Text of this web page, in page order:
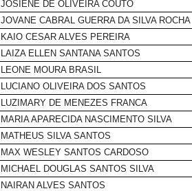
JOSIENE DE OLIVEIRA COUTO
JOVANE CABRAL GUERRA DA SILVA ROCHA
KAIO CESAR ALVES PEREIRA
LAIZA ELLEN SANTANA SANTOS
LEONE MOURA BRASIL
LUCIANO OLIVEIRA DOS SANTOS
LUZIMARY DE MENEZES FRANCA
MARIA APARECIDA NASCIMENTO SILVA
MATHEUS SILVA SANTOS
MAX WESLEY SANTOS CARDOSO
MICHAEL DOUGLAS SANTOS SILVA
NAIRAN ALVES SANTOS